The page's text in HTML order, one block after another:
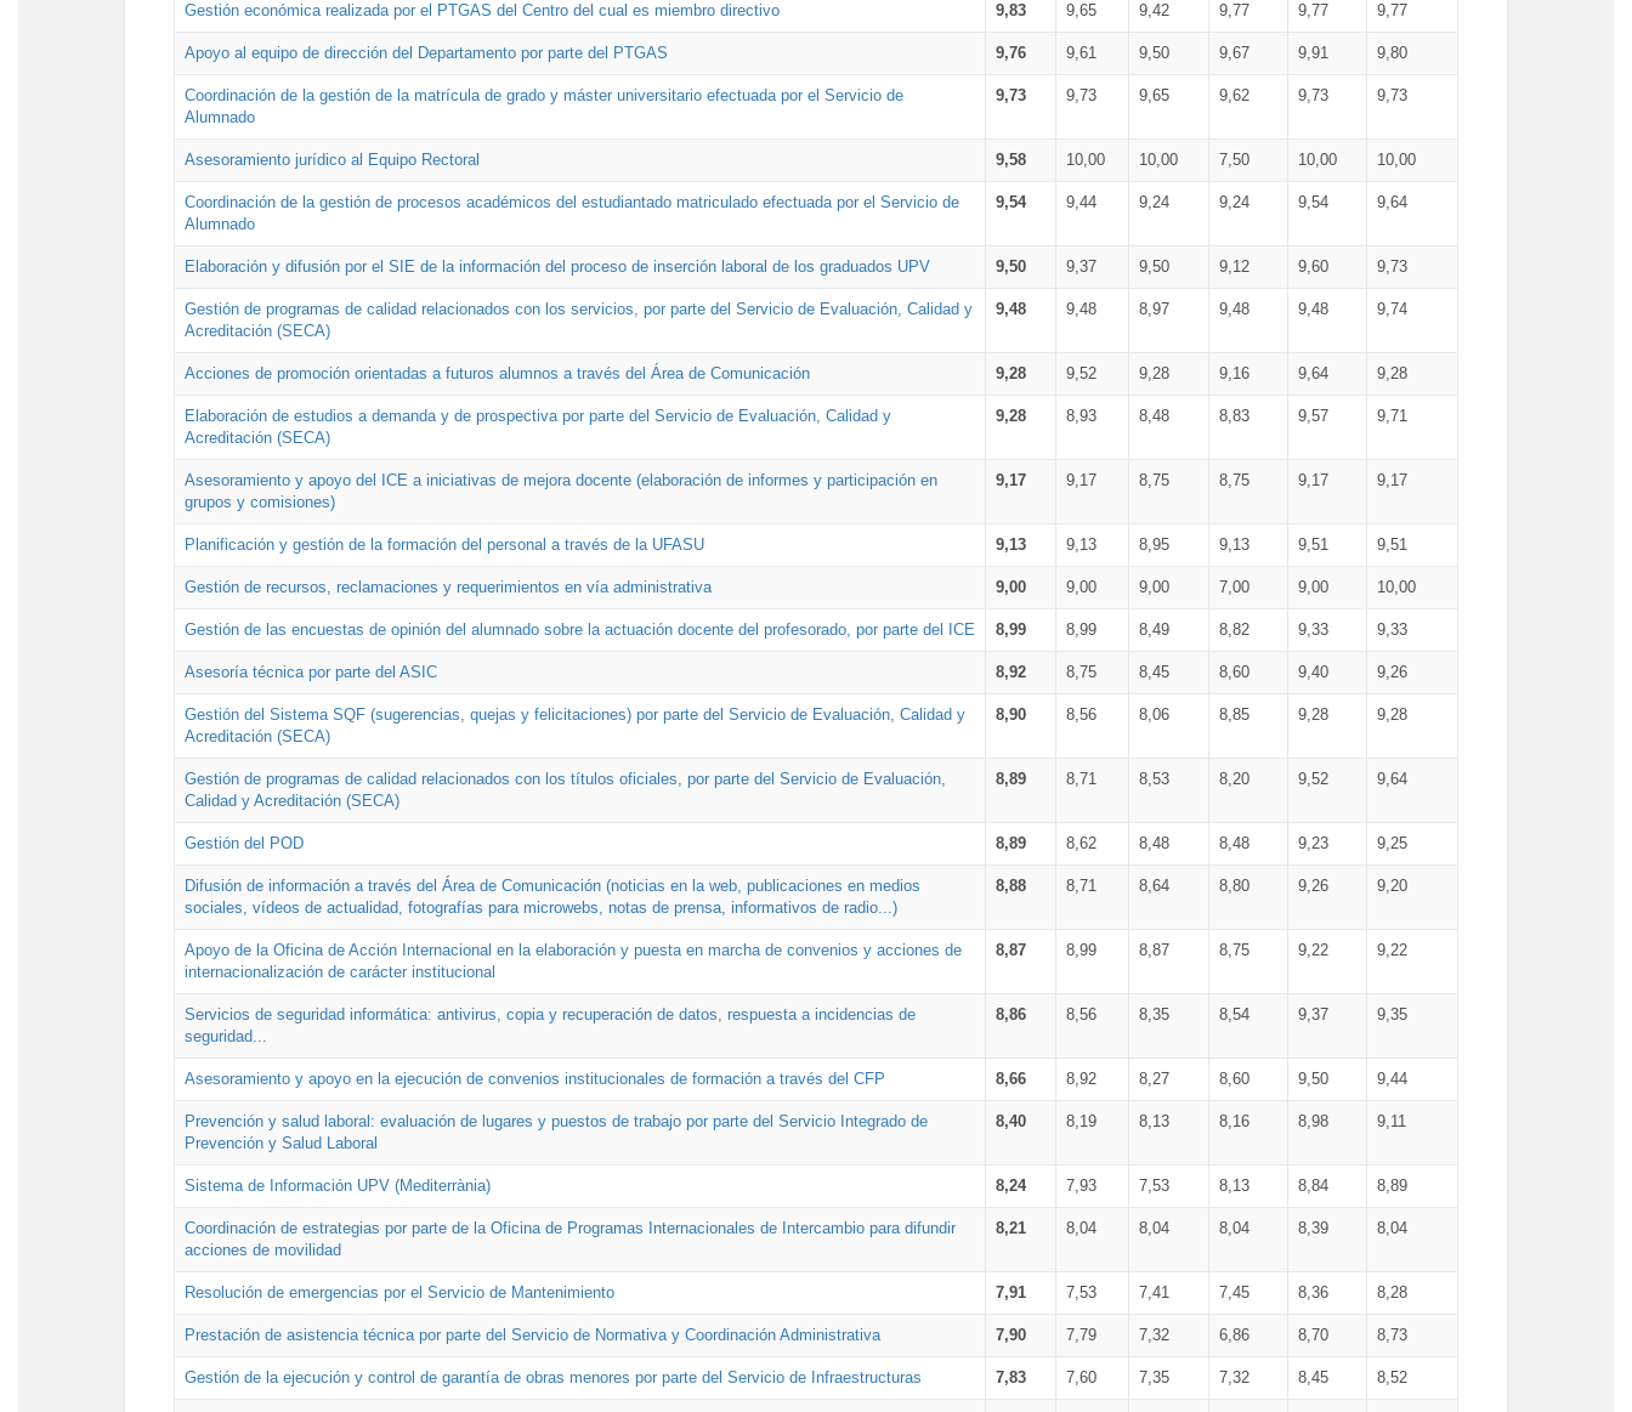
Gestión económica realizada por el PTGAS del Centro del cual es miembro directivo 9,83 9,65 9,42 9,77 9,77 9,77
Apoyo al equipo de dirección del Departamento por parte del PTGAS 9,76 9,61 9,50 9,67 9,91 9,80
Coordinación de la gestión de la matrícula de grado y máster universitario efectuada por el Servicio de
Alumnado
9,73 9,73 9,65 9,62 9,73 9,73
Asesoramiento jurídico al Equipo Rectoral 9,58 10,00 10,00 7,50 10,00 10,00
Coordinación de la gestión de procesos académicos del estudiantado matriculado efectuada por el Servicio de
Alumnado
9,54 9,44 9,24 9,24 9,54 9,64
Elaboración y difusión por el SIE de la información del proceso de inserción laboral de los graduados UPV 9,50 9,37 9,50 9,12 9,60 9,73
Gestión de programas de calidad relacionados con los servicios, por parte del Servicio de Evaluación, Calidad y
Acreditación (SECA)
9,48 9,48 8,97 9,48 9,48 9,74
Acciones de promoción orientadas a futuros alumnos a través del Área de Comunicación 9,28 9,52 9,28 9,16 9,64 9,28
Elaboración de estudios a demanda y de prospectiva por parte del Servicio de Evaluación, Calidad y
Acreditación (SECA)
9,28 8,93 8,48 8,83 9,57 9,71
Asesoramiento y apoyo del ICE a iniciativas de mejora docente (elaboración de informes y participación en
grupos y comisiones)
9,17 9,17 8,75 8,75 9,17 9,17
Planificación y gestión de la formación del personal a través de la UFASU 9,13 9,13 8,95 9,13 9,51 9,51
Gestión de recursos, reclamaciones y requerimientos en vía administrativa 9,00 9,00 9,00 7,00 9,00 10,00
Gestión de las encuestas de opinión del alumnado sobre la actuación docente del profesorado, por parte del ICE 8,99 8,99 8,49 8,82 9,33 9,33
Asesoría técnica por parte del ASIC 8,92 8,75 8,45 8,60 9,40 9,26
Gestión del Sistema SQF (sugerencias, quejas y felicitaciones) por parte del Servicio de Evaluación, Calidad y
Acreditación (SECA)
8,90 8,56 8,06 8,85 9,28 9,28
Gestión de programas de calidad relacionados con los títulos oficiales, por parte del Servicio de Evaluación,
Calidad y Acreditación (SECA)
8,89 8,71 8,53 8,20 9,52 9,64
Gestión del POD 8,89 8,62 8,48 8,48 9,23 9,25
Difusión de información a través del Área de Comunicación (noticias en la web, publicaciones en medios
sociales, vídeos de actualidad, fotografías para microwebs, notas de prensa, informativos de radio...)
8,88 8,71 8,64 8,80 9,26 9,20
Apoyo de la Oficina de Acción Internacional en la elaboración y puesta en marcha de convenios y acciones de
internacionalización de carácter institucional
8,87 8,99 8,87 8,75 9,22 9,22
Servicios de seguridad informática: antivirus, copia y recuperación de datos, respuesta a incidencias de
seguridad...
8,86 8,56 8,35 8,54 9,37 9,35
Asesoramiento y apoyo en la ejecución de convenios institucionales de formación a través del CFP 8,66 8,92 8,27 8,60 9,50 9,44
Prevención y salud laboral: evaluación de lugares y puestos de trabajo por parte del Servicio Integrado de
Prevención y Salud Laboral
8,40 8,19 8,13 8,16 8,98 9,11
Sistema de Información UPV (Mediterrània) 8,24 7,93 7,53 8,13 8,84 8,89
Coordinación de estrategias por parte de la Oficina de Programas Internacionales de Intercambio para difundir
acciones de movilidad
8,21 8,04 8,04 8,04 8,39 8,04
Resolución de emergencias por el Servicio de Mantenimiento 7,91 7,53 7,41 7,45 8,36 8,28
Prestación de asistencia técnica por parte del Servicio de Normativa y Coordinación Administrativa 7,90 7,79 7,32 6,86 8,70 8,73
Gestión de la ejecución y control de garantía de obras menores por parte del Servicio de Infraestructuras 7,83 7,60 7,35 7,32 8,45 8,52